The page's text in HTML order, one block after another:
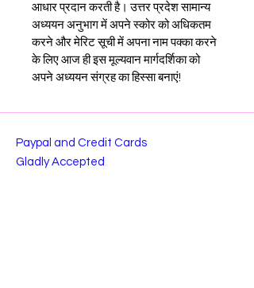
आधार प्रदान करती है। उत्तर प्रदेश सामान्य
अध्ययन अनुभाग में अपने स्कोर को अधिकतम
करने और मेरिट सूची में अपना नाम पक्का करने
के लिए आज ही इस मूल्यवान मार्गदर्शिका को
अपने अध्ययन संग्रह का हिस्सा बनाएं!
Paypal and Credit Cards
Gladly Accepted